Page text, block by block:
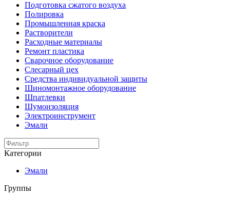
Подготовка сжатого воздуха
Полировка
Промышленная краска
Растворители
Расходные материалы
Ремонт пластика
Сварочное оборудование
Слесарный цех
Средства индивидуальной защиты
Шиномонтажное оборудование
Шпатлевки
Шумоизоляция
Электроинструмент
Эмали
Категории
Эмали
Группы